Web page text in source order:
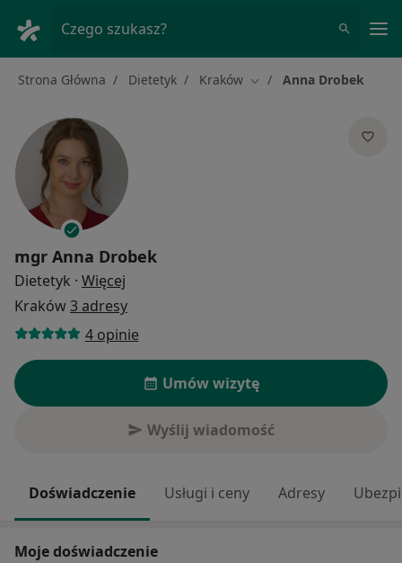
Czego szukasz?
Strona Główna Dietetyk Kraków Zmień miasto
Anna Drobek
mgr Anna Drobek
Dietetyk · Więcej
Kraków3 adresy
4 opinie
Umów wizytę
Wyślij wiadomość
Doświadczenie Usługi i ceny Adresy
Moje doświadczenie